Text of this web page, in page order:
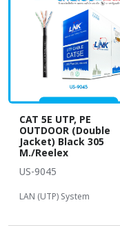
CAT 5E UTP, PE
OUTDOOR (Double
Jacket) Black 305
M./Reelex
US-9045
LAN (UTP) System